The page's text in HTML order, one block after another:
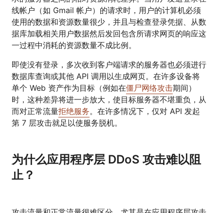
线帐户（如 Gmail 帐户）的请求时，用户的计算机必须
使用的数据和资源数量很少，并且与检查登录凭据、从数
据库加载相关用户数据然后发回包含所请求网页的响应这
一过程中消耗的资源数量不成比例。
即使没有登录，多次收到客户端请求的服务器也必须进行
数据库查询或其他 API 调用以生成网页。在许多设备将
单个 Web 资产作为目标（例如在僵尸网络攻击期间）
时，这种差异将进一步放大，使目标服务器不堪重负，从
而对正常流量拒绝服务。在许多情况下，仅对 API 发起
第 7 层攻击就足以使服务脱机。
为什么应用程序层 DDoS 攻击难以阻
止？